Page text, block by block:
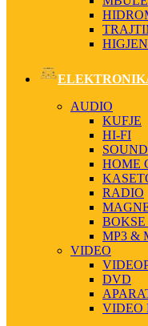
AUDIO
KUFJE
HI-FI
HOME
RADIO
MP3 &
VIDEO
DVD
VIDEO